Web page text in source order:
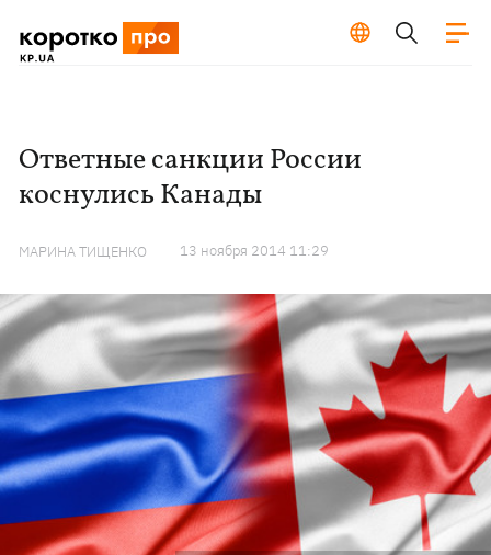
Ответные санкции России
коснулись Канады
МАРИНА ТИЩЕНКО 13 ноября 2014 11:29